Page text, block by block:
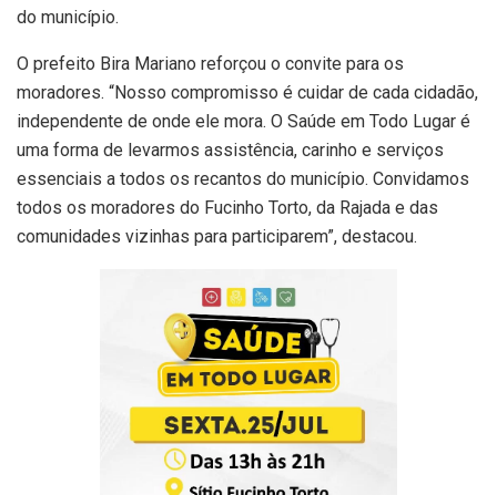
do município.
O prefeito Bira Mariano reforçou o convite para os
moradores. “Nosso compromisso é cuidar de cada cidadão,
independente de onde ele mora. O Saúde em Todo Lugar é
uma forma de levarmos assistência, carinho e serviços
essenciais a todos os recantos do município. Convidamos
todos os moradores do Fucinho Torto, da Rajada e das
comunidades vizinhas para participarem”, destacou.